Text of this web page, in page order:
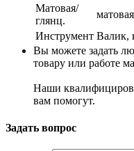
Матовая/
глянц.
матовая
Инструмент Валик,
Вы можете задать
товару или работе
Наши
вам помогут.
Задать вопрос